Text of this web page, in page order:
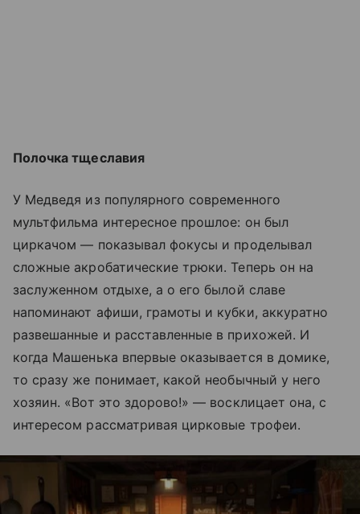
Полочка тщеславия
У Медведя из популярного современного
мультфильма интересное прошлое: он был
циркачом — показывал фокусы и проделывал
сложные акробатические трюки. Теперь он на
заслуженном отдыхе, а о его былой славе
напоминают афиши, грамоты и кубки, аккуратно
развешанные и расставленные в прихожей. И
когда Машенька впервые оказывается в домике,
то сразу же понимает, какой необычный у него
хозяин. «Вот это здорово!» — восклицает она, с
интересом рассматривая цирковые трофеи.